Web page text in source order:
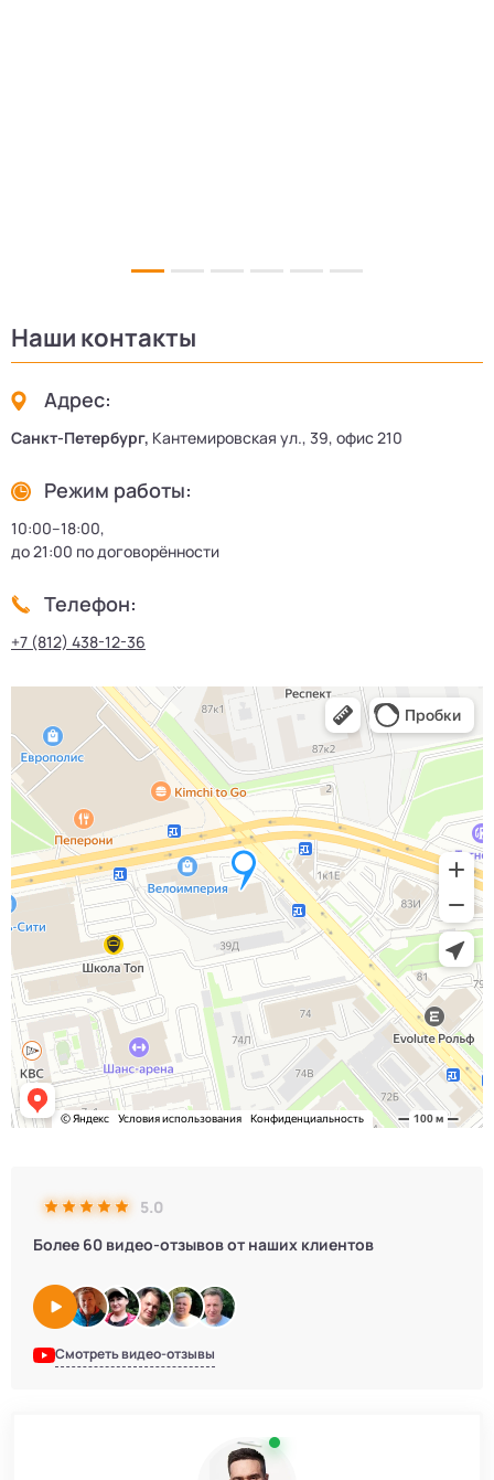
5.0
Более 60 видео-отзывов от наших клиентов
Смотреть видео-отзывы
Наши контакты
Адрес:
Санкт-Петербург, Кантемировская ул., 39, офис 210
Режим работы:
10:00–18:00,
до 21:00 по договорённости
Телефон:
+7 (812) 438-12-36